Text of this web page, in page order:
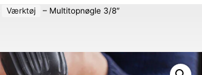
Værktøj – Multitopnøgle 3/8″